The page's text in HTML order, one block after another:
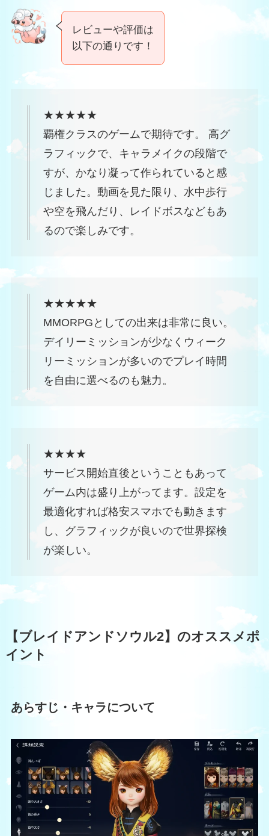
レビューや評価は
以下の通りです！
★★★★★
覇権クラスのゲームで期待です。 高グ
ラフィックで、キャラメイクの段階で
すが、かなり凝って作られていると感
じました。動画を見た限り、水中歩行
や空を飛んだり、レイドボスなどもあ
るので楽しみです。
★★★★★
MMORPGとしての出来は非常に良い。
デイリーミッションが少なくウィーク
リーミッションが多いのでプレイ時間
を自由に選べるのも魅力。
★★★★
サービス開始直後ということもあって
ゲーム内は盛り上がってます。設定を
最適化すれば格安スマホでも動きます
し、グラフィックが良いので世界探検
が楽しい。
【ブレイドアンドソウル2】のオススメポ
イント
あらすじ・キャラについて